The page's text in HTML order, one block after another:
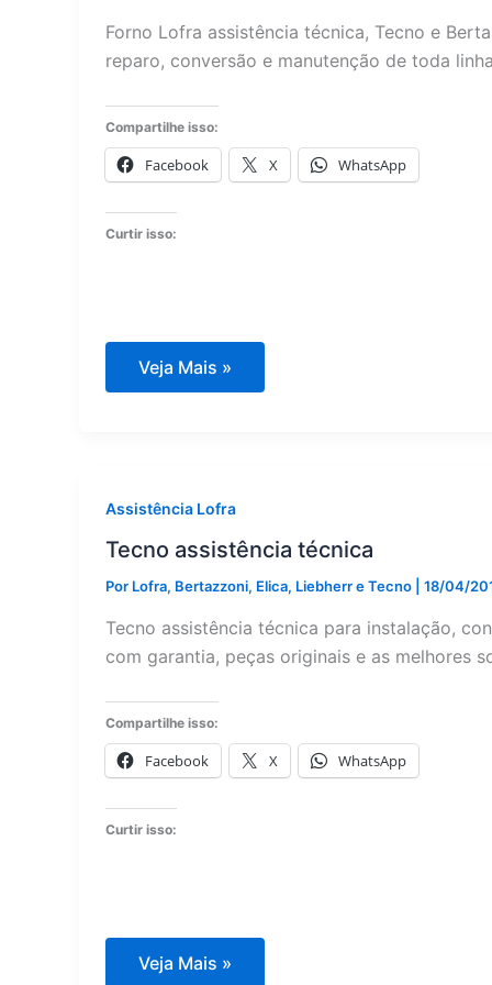
Forno Lofra assistência técnica, Tecno e
reparo, conversão e manutenção de toda
Compartilhe isso:
Facebook X WhatsApp
Curtir isso:
Forno
Lofra
Veja Mais »
Assistência Lofra
Tecno assistência técnica
Por Lofra, Bertazzoni, Elica, Liebherr e Tecno 18/04/
Tecno assistência técnica para instalação,
com garantia, peças originais e as melhores
Compartilhe isso:
Facebook X WhatsApp
Curtir isso:
Tecno
assistência
Veja Mais »